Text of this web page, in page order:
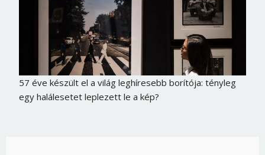
57 éve készült el a világ leghíresebb borítója: tényleg
egy halálesetet leplezett le a kép?